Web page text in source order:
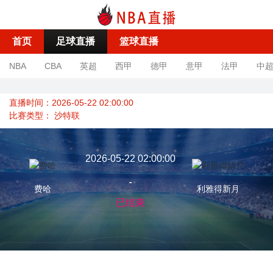
首页 足球直播 篮球直播
NBA CBA 英超 西甲 德甲 意甲 法甲 中超
直播时间：2026-05-22 02:00:00
比赛类型： 沙特联
费哈
2026-05-22 02:00:00
-
已结束
利雅得新月